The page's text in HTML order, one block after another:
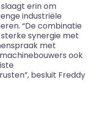
erin om
industriële
“De combinatie
synergie met
met
ook
besluit Freddy